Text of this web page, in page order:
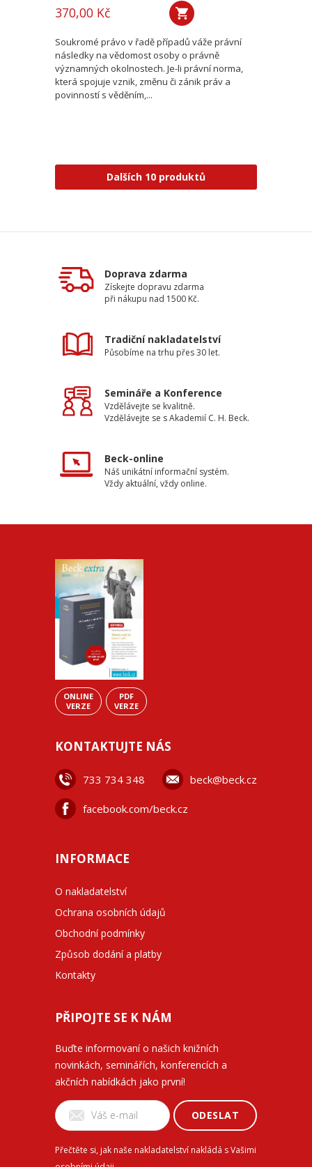
370,00 Kč
Soukromé právo v řadě případů váže právní
následky na vědomost osoby o právně
významných okolnostech. Je-li právní norma,
která spojuje vznik, změnu či zánik práv a
povinností s věděním,...
Dalších 10 produktů
Doprava zdarma
Získejte dopravu zdarma
při nákupu nad 1500 Kč.
Tradiční nakladatelství
Působíme na trhu přes 30 let.
Semináře a Konference
Vzdělávejte se kvalitně.
Vzdělávejte se s Akademií C. H. Beck.
Beck-online
Náš unikátní informační systém.
Vždy aktuální, vždy online.
ONLINE
VERZE
PDF
VERZE
KONTAKTUJTE NÁS
733 734 348 beck@beck.cz
facebook.com/beck.cz
INFORMACE
O nakladatelství
Ochrana osobních údajů
Obchodní podmínky
Způsob dodání a platby
Kontakty
PŘIPOJTE SE K NÁM
Buďte informovaní o našich knižních
novinkách, seminářích, konferencích a
akčních nabídkách jako první!
ODESLAT
Přečtěte si, jak naše nakladatelství nakládá s Vašimi